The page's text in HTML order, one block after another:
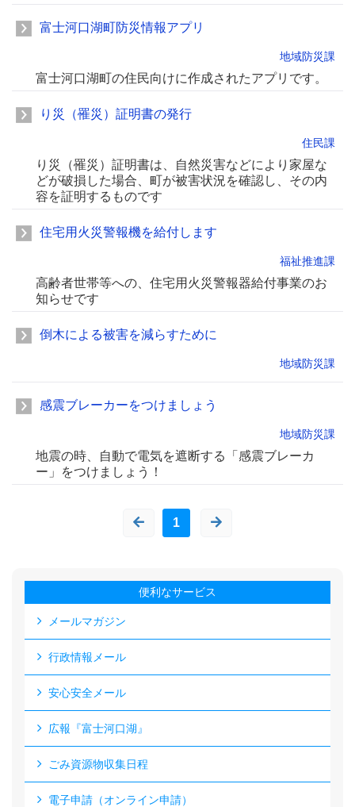
富士河口湖町防災情報アプリ
地域防災課
富士河口湖町の住民向けに作成されたアプリです。
り災（罹災）証明書の発行
住民課
り災（罹災）証明書は、自然災害などにより家屋な
どが破損した場合、町が被害状況を確認し、その内
容を証明するものです
住宅用火災警報機を給付します
福祉推進課
高齢者世帯等への、住宅用火災警報器給付事業のお
知らせです
倒木による被害を減らすために
地域防災課
感震ブレーカーをつけましょう
地域防災課
地震の時、自動で電気を遮断する「感震ブレーカ
ー」をつけましょう！
1
便利なサービス
メールマガジン
行政情報メール
安心安全メール
広報『富士河口湖』
ごみ資源物収集日程
電子申請（オンライン申請）